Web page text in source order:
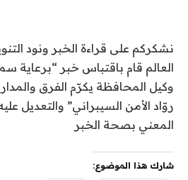
نشكركم على قراءة الخبر ونود
العالم قام باقتباس خبر “برعاية
وكيل المحافظة يكرّم الفرق
روّاد الأمن السيبراني” والتعديل
المعني بصحة الخبر
شارك هذا الموضوع: